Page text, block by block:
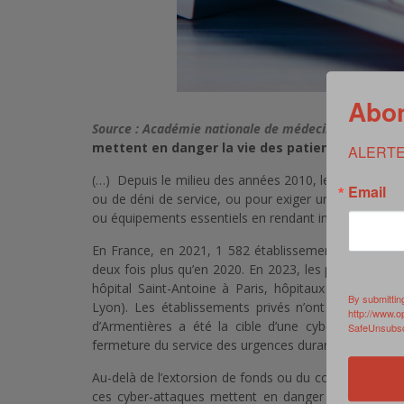
Source : Académie nationale de médecine –
Les
mettent en danger la vie des patients
(…) Depuis le milieu des années 2010, les
ou de déni de service, ou pour exiger une rançon,
ou équipements essentiels en rendant inutilisables
En France, en 2021, 1 582 établissements de
deux fois plus qu’en 2020. En 2023, les plus
hôpital Saint-Antoine à Paris, hôpitaux de
Lyon). Les établissements privés n’ont pas été
d’Armentières a été la cible d’une cyberattaque
fermeture du service des urgences durant 24 heures.
Au-delà de l’extorsion de fonds ou du coût lié au
ces cyber-attaques mettent en danger la vie des
Email
By
http://